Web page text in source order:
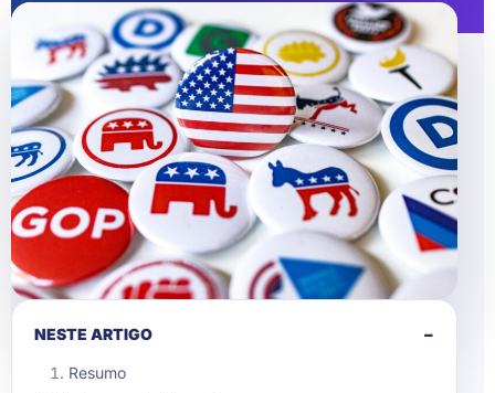
NESTE ARTIGO −
Resumo